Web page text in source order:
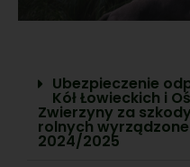
Ubezpieczenie
Kół Łowieckich i
Zwierzyny za
rolnych
2024/2025